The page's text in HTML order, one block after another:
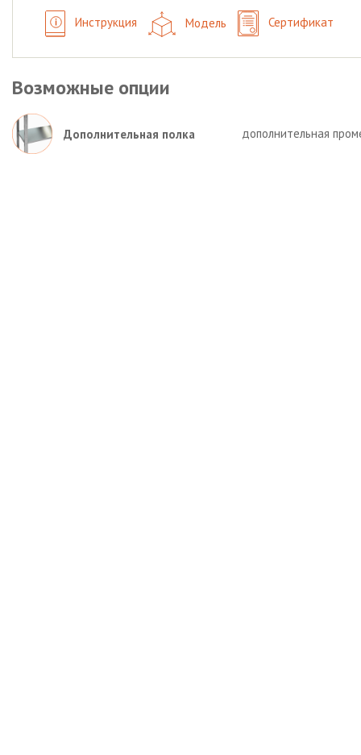
Инструкция Модель Сертификат
Возможные опции
Дополнительная полка дополнительная